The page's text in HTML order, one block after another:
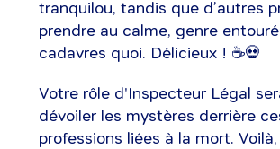
tranquilou, tandis que d’autres
prendre au calme, genre
cadavres quoi. Délicieux ! ☕💀
Votre rôle d'Inspecteur Légal
dévoiler les mystères derrière
professions liées à la mort.